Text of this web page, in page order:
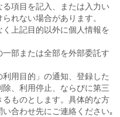
項目を記入、または入力い
れない場合があります。
上記目的以外に個人情報を
部または全部を外部委託す
用目的」の通知、登録した
、利用停止、ならびに第三
ものとします。具体的な方
合わせ先にご連絡ください｡